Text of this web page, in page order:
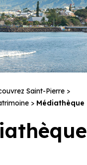
Saint-Pierre
Médiathèque